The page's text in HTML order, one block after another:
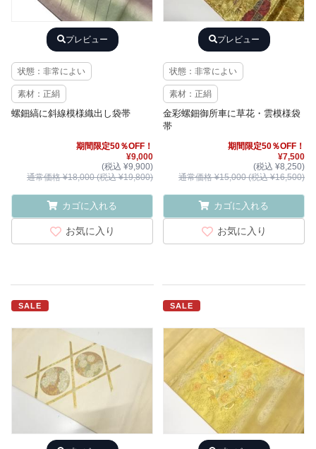
プレビュー
状態：非常によい
素材：正絹
螺鈿縞に斜線模様織出し袋帯
期間限定50％OFF！
¥9,000
(税込 ¥9,900)
通常価格 ¥18,000 (税込 ¥19,800)
カゴに入れる
お気に入り
プレビュー
状態：非常によい
素材：正絹
金彩螺鈿御所車に草花・雲模様袋
帯
期間限定50％OFF！
¥7,500
(税込 ¥8,250)
通常価格 ¥15,000 (税込 ¥16,500)
カゴに入れる
お気に入り
SALE SALE